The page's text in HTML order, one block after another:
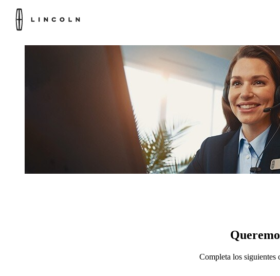
Completa los siguientes